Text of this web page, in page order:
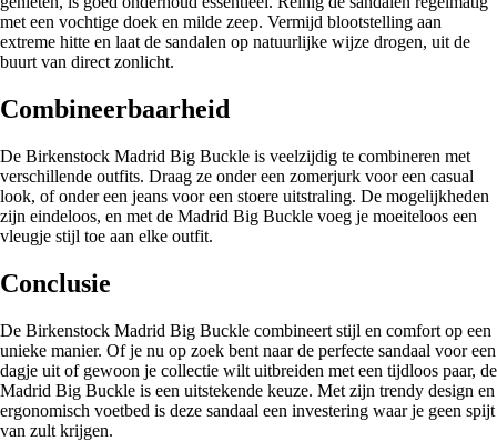
met een vochtige doek en milde zeep. Vermijd blootstelling aan
extreme hitte en laat de sandalen op natuurlijke wijze drogen, uit de
buurt van direct zonlicht.
Combineerbaarheid
De Birkenstock Madrid Big Buckle is veelzijdig te combineren met
verschillende outfits. Draag ze onder een zomerjurk voor een casual
look, of onder een jeans voor een stoere uitstraling. De mogelijkheden
zijn eindeloos, en met de Madrid Big Buckle voeg je moeiteloos een
vleugje stijl toe aan elke outfit.
Conclusie
De Birkenstock Madrid Big Buckle combineert stijl en comfort op een
unieke manier. Of je nu op zoek bent naar de perfecte sandaal voor een
dagje uit of gewoon je collectie wilt uitbreiden met een tijdloos paar, de
Madrid Big Buckle is een uitstekende keuze. Met zijn trendy design en
ergonomisch voetbed is deze sandaal een investering waar je geen spijt
van zult krijgen.